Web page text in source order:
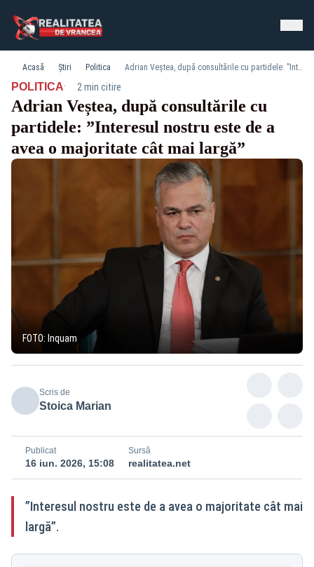
Acasă Știri Politica Adrian Veștea, după consultările cu partidele: ”Interesul nostru este de a avea o majoritate cât mai largă”
POLITICA· 2 min citire
Adrian Veștea, după consultările cu
partidele: ”Interesul nostru este de a
avea o majoritate cât mai largă”
FOTO: Inquam
Scris de
Stoica Marian
Publicat
16 iun. 2026, 15:08
Sursă
realitatea.net
”Interesul nostru este de a avea o majoritate cât mai
largă”.